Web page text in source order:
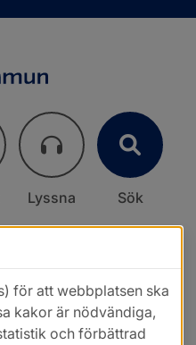
Lyssna Sök
för att webbplatsen ska
kakor är nödvändiga,
och förbättrad